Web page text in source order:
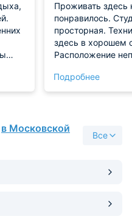
Проживать здесь
понравилось.
просторная.
здесь в хорошем
Расположение
Подробнее
в Московской
Все